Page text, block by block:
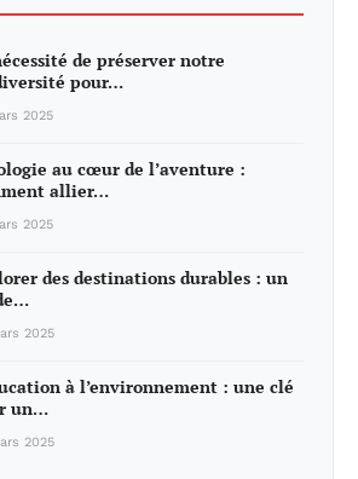
de préserver notre
pour…
2025
au cœur de l’aventure :
allier…
2025
des destinations durables : un
2025
à l’environnement : une clé
un…
2025